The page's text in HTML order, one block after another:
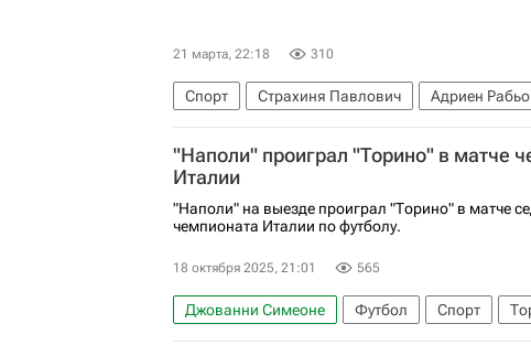
21 марта, 22:18 310
Спорт Страхиня Павлович Адриен Рабьо
Серия А 2026-2027 (Чемпионат Италии по
"Наполи" проиграл "Торино" в матче
Италии
"Наполи" на выезде проиграл "Торино" в матче
чемпионата Италии по футболу.
18 октября 2025, 21:01 565
Джованни Симеоне Футбол Спорт
Серия А 2026-2027 (Чемпионат Италии по